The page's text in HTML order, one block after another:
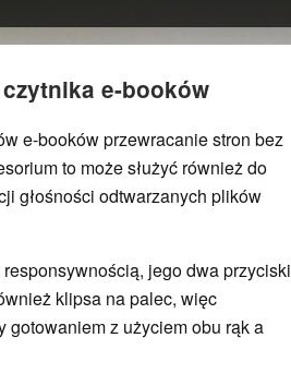
e-booków
e-booków przewracanie stron bez
to może służyć również do
głośności odtwarzanych plików
jego dwa przyciski
klipsa na palec, więc
gotowaniem z użyciem obu rąk a